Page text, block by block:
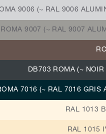
9006 (~ RAL 9006
ROMA 9007 (~ RAL 9007
DB703 ROMA (~
7016 (~ RAL 7016 GRIS
RAL 1013
RAL 1015